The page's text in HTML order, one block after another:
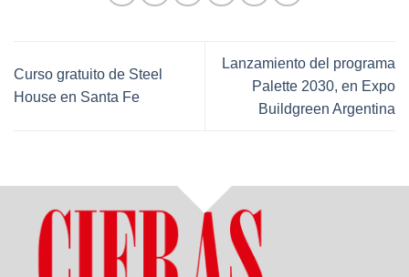
Curso gratuito de Steel
House en Santa Fe
Lanzamiento del programa
Palette 2030, en Expo
Buildgreen Argentina